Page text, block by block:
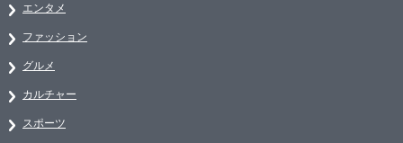
エンタメ
ファッション
グルメ
カルチャー
スポーツ